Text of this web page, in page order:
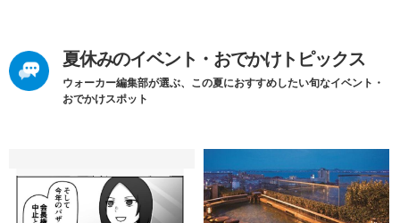
夏休みのイベント・おでかけトピックス
ウォーカー編集部が選ぶ、この夏におすすめしたい旬なイベント・
おでかけスポット